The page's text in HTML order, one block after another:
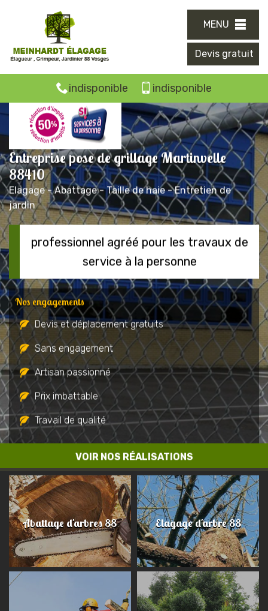
MENU
Devis gratuit
indisponible indisponible
Entreprise pose de grillage Martinvelle
88410
Elagage - Abattage - Taille de haie - Entretien de
jardin
VOIR NOS RÉALISATIONS
professionnel agréé pour les travaux de
service à la personne
Nos engagements
Devis et déplacement gratuits
Sans engagement
Artisan passionné
Prix imbattable
Travail de qualité
Abattage d'arbres 88 Elagage d'arbre 88